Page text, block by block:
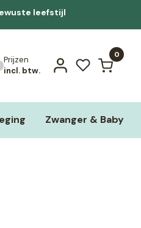
leefstijl
Prijzen
incl. btw.
0
Zwanger & Baby
resultaten